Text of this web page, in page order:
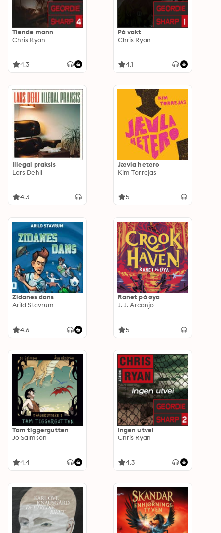
Tiende mann
Chris Ryan
4.3
På vakt
Chris Ryan
4.1
Illegal praksis
Lars Dehli
4.3
Jævla hetero
Kim Torrejas
5
Zidanes dans
Arild Stavrum
4.6
Ranet på øya
J. J. Arcanjo
5
Tam tiggergutten
Jo Salmson
4.4
Ingen utvei
Chris Ryan
4.3